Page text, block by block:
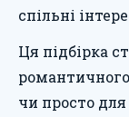
спільні
Ця підбірка
чи просто